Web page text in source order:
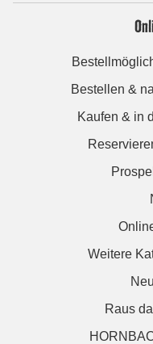
Bestellen &
Kaufen & in
Weitere
Raus